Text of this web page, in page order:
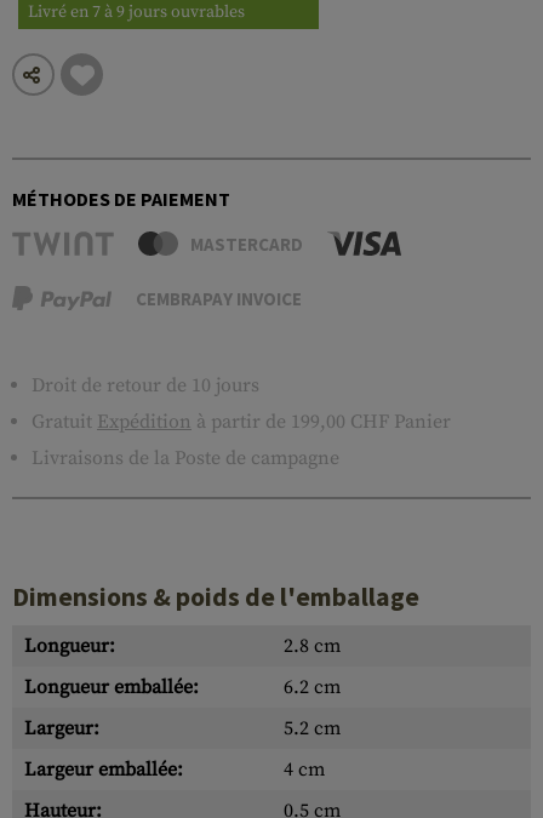
Livré en 7 à 9 jours ouvrables
MÉTHODES DE PAIEMENT
MASTERCARD
CEMBRAPAY INVOICE
Droit de retour de 10 jours
Gratuit Expédition à partir de 199,00 CHF Panier
Livraisons de la Poste de campagne
Dimensions & poids de l'emballage
Longueur:
2.8 cm
Longueur emballée:
6.2 cm
Largeur:
5.2 cm
Largeur emballée:
4 cm
Hauteur:
0.5 cm